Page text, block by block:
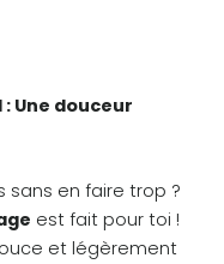
Une douceur
sans en faire trop ?
est fait pour toi !
et légèrement